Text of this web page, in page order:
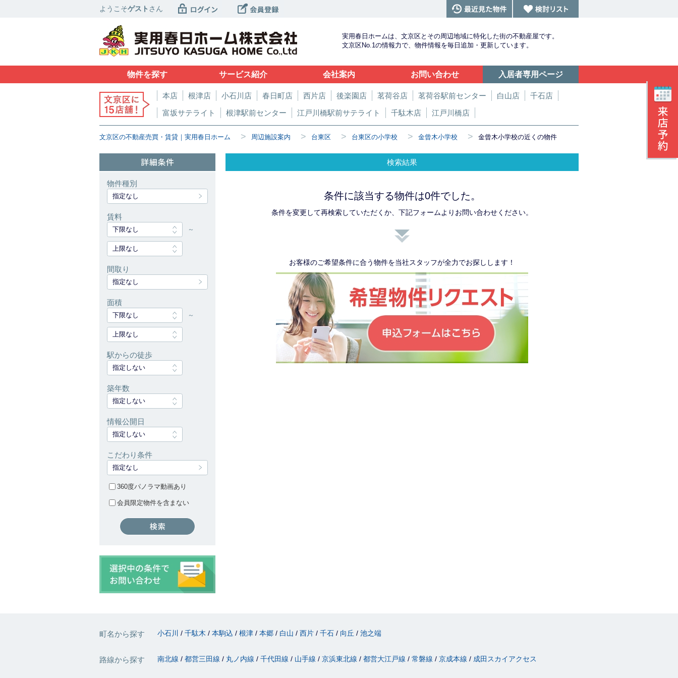
ようこそゲスト さん
実用春日ホームは、文京区とその周辺地域に特化した街の不動産屋です。
文京区No.1の情報力で、物件情報を毎日追加・更新しています。
物件を探す サービス紹介 会社案内 お問い合わせ 入居者専用ページ
本店 根津店 小石川店 春日町店 西片店 後楽園店 茗荷谷店 茗荷谷駅前センター 白山店
千石店
富坂サテライト
根津駅前センター 江戸川橋駅前サテライト 千駄木店 江戸川橋店
文京区の不動産売買・賃貸｜実用春日ホーム > 周辺施設案内 > 台東区 > 台東区の小学校 > 金曾木小学校 > 金曾木小学校の近くの物件
検索結果
条件に該当する物件は0件でした。
条件を変更して再検索していただくか、下記フォームよりお問い合わせください。
お客様のご希望条件に合う物件を当社スタッフが全力でお探しします！
物件種別
指定なし
賃料
下限なし ～
上限なし
間取り
指定なし
面積
下限なし ～
上限なし
駅からの徒歩
指定しない
築年数
指定しない
情報公開日
指定しない
こだわり条件
指定なし
360度パノラマ動画あり
会員限定物件を含まない
町名から探す 小石川 千駄木 本駒込 根津 本郷 白山 西片 千石 向丘 池之端
路線から探す 南北線 都営三田線 丸ノ内線 千代田線 山手線 京浜東北線 都営大江戸線 常磐線 京成本線 成田スカイアクセス